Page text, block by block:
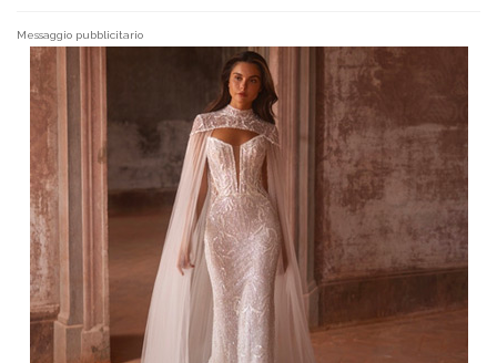
Messaggio pubblicitario